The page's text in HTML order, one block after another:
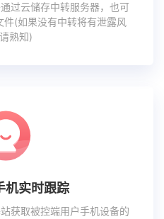
过云储存中转服务器，也可
(如果没有中转将有泄露风
熟知)
机实时跟踪
获取被控端用户手机设备的